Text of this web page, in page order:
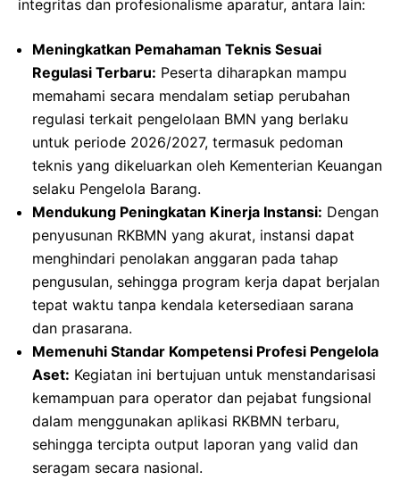
integritas dan profesionalisme aparatur, antara lain:
Meningkatkan Pemahaman Teknis Sesuai
Regulasi Terbaru: Peserta diharapkan mampu
memahami secara mendalam setiap perubahan
regulasi terkait pengelolaan BMN yang berlaku
untuk periode 2026/2027, termasuk pedoman
teknis yang dikeluarkan oleh Kementerian Keuangan
selaku Pengelola Barang.
Mendukung Peningkatan Kinerja Instansi: Dengan
penyusunan RKBMN yang akurat, instansi dapat
menghindari penolakan anggaran pada tahap
pengusulan, sehingga program kerja dapat berjalan
tepat waktu tanpa kendala ketersediaan sarana
dan prasarana.
Memenuhi Standar Kompetensi Profesi Pengelola
Aset: Kegiatan ini bertujuan untuk menstandarisasi
kemampuan para operator dan pejabat fungsional
dalam menggunakan aplikasi RKBMN terbaru,
sehingga tercipta output laporan yang valid dan
seragam secara nasional.